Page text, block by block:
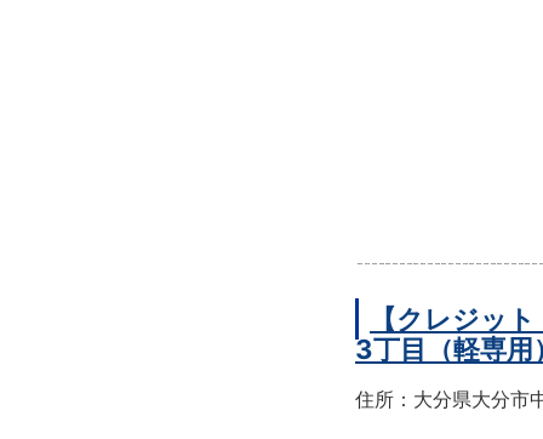
【クレジッ
3丁目（軽専用
住所：大分県大分市